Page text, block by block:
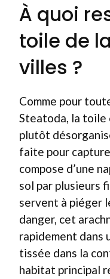
À quoi
toile de
villes ?
Comme pour
Steatoda, la toile
plutôt
faite pour
compose d’une
sol par plusieurs
servent à piéger
danger, cet
rapidement dans
tissée dans la
habitat principal